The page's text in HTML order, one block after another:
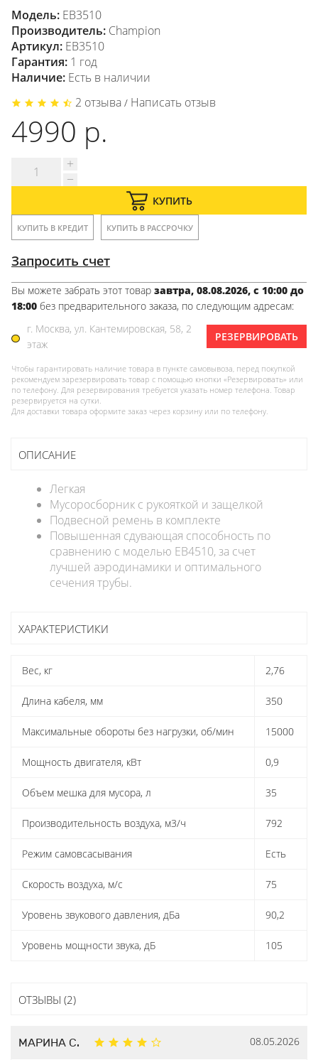
Модель: EB3510
Производитель: Champion
Артикул: EB3510
Гарантия: 1 год
Наличие: Есть в наличии
2 отзыва / Написать отзыв
4990 р.
КУПИТЬ
КУПИТЬ В КРЕДИТ КУПИТЬ В РАССРОЧКУ
Запросить счет
Вы можете забрать этот товар завтра, 08.08.2026, с 10:00 до
18:00 без предварительного заказа, по следующим адресам:
г. Москва, ул. Кантемировская, 58, 2
этаж
РЕЗЕРВИРОВАТЬ
Чтобы гарантировать наличие товара в пункте самовывоза, перед покупкой
рекомендуем зарезервировать товар с помощью кнопки «Резервировать» или
по телефону. Для резервирования требуется указать номер телефона. Товар
резервируется на сутки.
Для доставки товара оформите заказ через корзину или по телефону.
ОПИСАНИЕ
Легкая
Мусоросборник с рукояткой и защелкой
Подвесной ремень в комплекте
Повышенная сдувающая способность по
сравнению с моделью EB4510, за счет
лучшей аэродинамики и оптимального
сечения трубы.
ХАРАКТЕРИСТИКИ
Вес, кг 2,76
Длина кабеля, мм 350
Максимальные обороты без нагрузки, об/мин 15000
Мощность двигателя, кВт 0,9
Объем мешка для мусора, л 35
Производительность воздуха, м3/ч 792
Режим самовсасывания Есть
Скорость воздуха, м/с 75
Уровень звукового давления, дБа 90,2
Уровень мощности звука, дБ 105
ОТЗЫВЫ (2)
МАРИНА С. 08.05.2026